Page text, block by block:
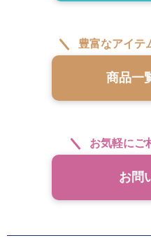
豊富なアイテ
商品一
お気軽にご
お問